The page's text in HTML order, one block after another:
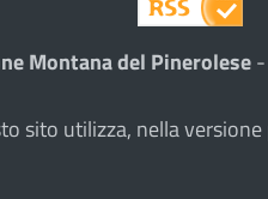
Montana del Pinerolese-
sito utilizza, nella versione